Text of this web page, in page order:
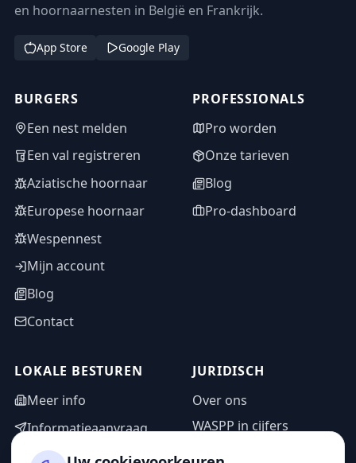
en hoornaarnesten in België en Frankrijk.
App Store Google Play
BURGERS
Een nest melden
Een val registreren
Aziatische hoornaar
Europese hoornaar
Wespennest
Mijn account
Blog
Contact
PROFESSIONALS
Pro worden
Onze tarieven
Blog
Pro-dashboard
LOKALE BESTUREN
Meer info
Informatieaanvraag
Adminzone
JURIDISCH
Over ons
WASPP in cijfers